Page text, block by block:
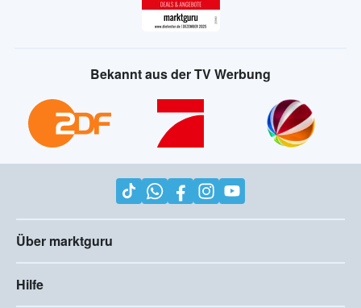
Bekannt aus der TV Werbung
Über marktguru
Hilfe